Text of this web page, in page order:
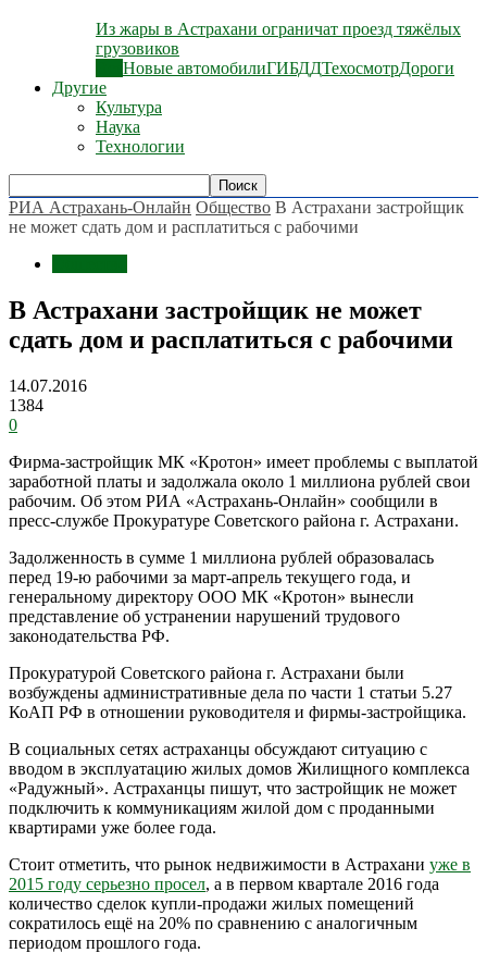
Из жары в Астрахани ограничат проезд тяжёлых
грузовиков
Новые автомобилиГИБДДТехосмотрДороги
Другие
Культура
Наука
Технологии
РИА Астрахань-Онлайн Общество В Астрахани застройщик
не может сдать дом и расплатиться с рабочими
В Астрахани застройщик не может
сдать дом и расплатиться с рабочими
14.07.2016
1384
0
Фирма-застройщик МК «Кротон» имеет проблемы с выплатой
заработной платы и задолжала около 1 миллиона рублей свои
рабочим. Об этом РИА «Астрахань-Онлайн» сообщили в
пресс-службе Прокуратуре Советского района г. Астрахани.
Задолженность в сумме 1 миллиона рублей образовалась
перед 19-ю рабочими за март-апрель текущего года, и
генеральному директору ООО МК «Кротон» вынесли
представление об устранении нарушений трудового
законодательства РФ.
Прокуратурой Советского района г. Астрахани были
возбуждены административные дела по части 1 статьи 5.27
КоАП РФ в отношении руководителя и фирмы-застройщика.
В социальных сетях астраханцы обсуждают ситуацию с
вводом в эксплуатацию жилых домов Жилищного комплекса
«Радужный». Астраханцы пишут, что застройщик не может
подключить к коммуникациям жилой дом с проданными
квартирами уже более года.
Стоит отметить, что рынок недвижимости в Астрахани уже в
2015 году серьезно просел, а в первом квартале 2016 года
количество сделок купли-продажи жилых помещений
сократилось ещё на 20% по сравнению с аналогичным
периодом прошлого года.